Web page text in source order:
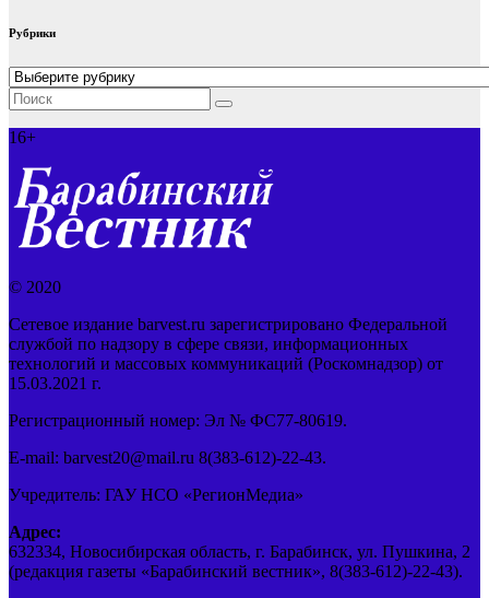
Рубрики
Рубрики
16+
© 2020
Сетевое издание barvest.ru зарегистрировано Федеральной
службой по надзору в сфере связи, информационных
технологий и массовых коммуникаций (Роскомнадзор) от
15.03.2021 г.
Регистрационный номер: Эл № ФС77-80619.
E-mail: barvest20@mail.ru 8(383-612)-22-43.
Учредитель: ГАУ НСО «РегионМедиа»
Адрес:
632334, Новосибирская область, г. Барабинск, ул. Пушкина, 2
(редакция газеты «Барабинский вестник», 8(383-612)-22-43).